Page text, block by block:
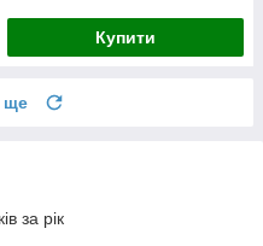
Купити
ще
за рік